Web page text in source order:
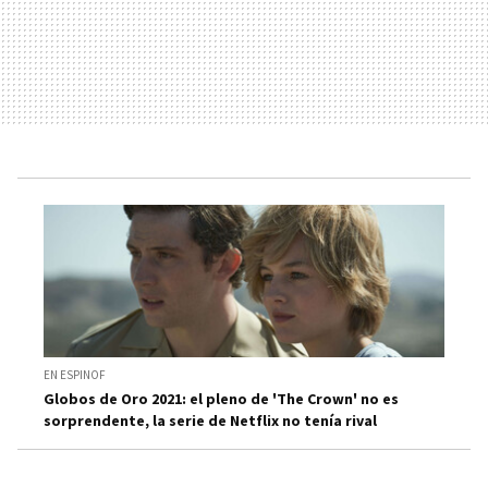
EN ESPINOF
Globos de Oro 2021: el pleno de 'The Crown' no es
sorprendente, la serie de Netflix no tenía rival